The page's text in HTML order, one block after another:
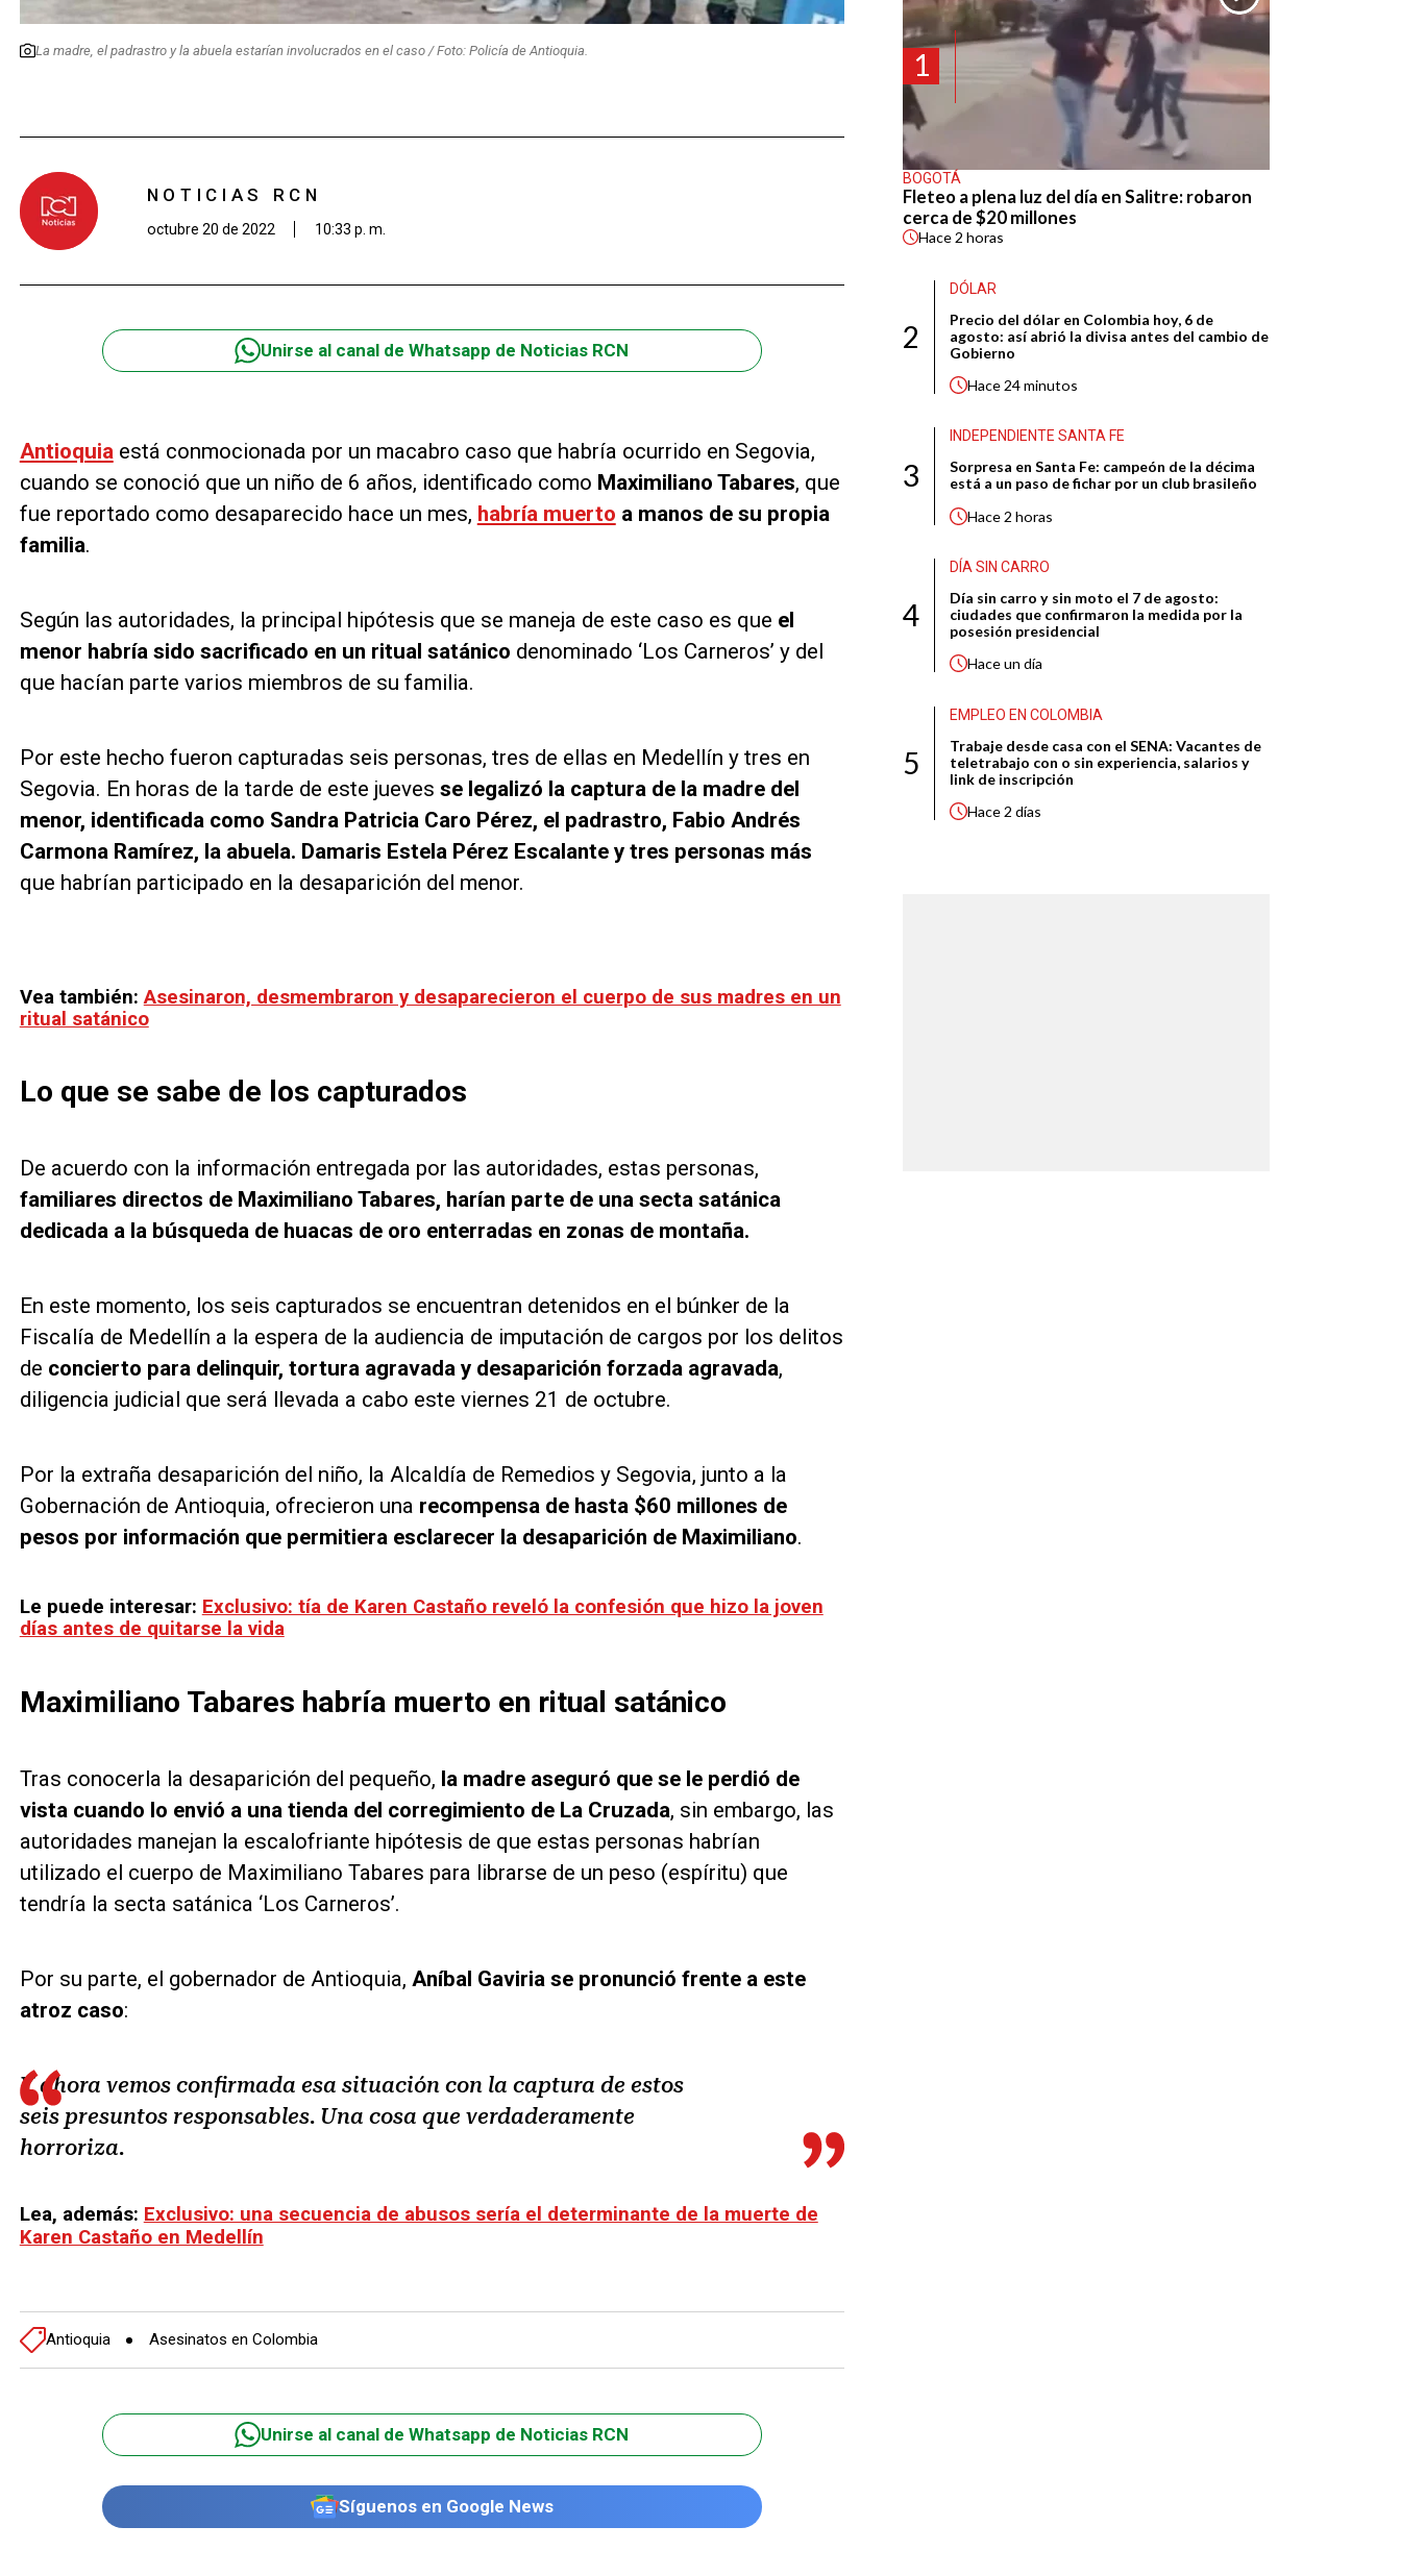
La madre, el padrastro y la abuela estarían involucrados en el caso / Foto: Policía de Antioquia.
NOTICIAS RCN
octubre 20 de 2022 10:33 p. m.
Unirse al canal de Whatsapp de Noticias RCN
Antioquiaestá conmocionada por un macabro caso que habría ocurrido en Segovia,
cuando se conoció que un niño de 6 años, identificado como Maximiliano Tabares, que
fue reportado como desaparecido hace un mes, habría muerto a manos de su propia
familia.
Según las autoridades, la principal hipótesis que se maneja de este caso es que el
menor habría sido sacrificado en un ritual satánico denominado ‘Los Carneros’ y del
que hacían parte varios miembros de su familia.
Por este hecho fueron capturadas seis personas, tres de ellas en Medellín y tres en
Segovia. En horas de la tarde de este jueves se legalizó la captura de la madre del
menor, identificada como Sandra Patricia Caro Pérez, el padrastro, Fabio Andrés
Carmona Ramírez, la abuela. Damaris Estela Pérez Escalante y tres personas más
que habrían participado en la desaparición del menor.
Vea también:Asesinaron, desmembraron y desaparecieron el cuerpo de sus madres en un
ritual satánico
Lo que se sabe de los capturados
De acuerdo con la información entregada por las autoridades, estas personas,
familiares directos de Maximiliano Tabares, harían parte de una secta satánica
dedicada a la búsqueda de huacas de oro enterradas en zonas de montaña.
En este momento, los seis capturados se encuentran detenidos en el búnker de la
Fiscalía de Medellín a la espera de la audiencia de imputación de cargos por los delitos
de concierto para delinquir, tortura agravada y desaparición forzada agravada,
diligencia judicial que será llevada a cabo este viernes 21 de octubre.
Por la extraña desaparición del niño, la Alcaldía de Remedios y Segovia, junto a la
Gobernación de Antioquia, ofrecieron una recompensa de hasta $60 millones de
pesos por información que permitiera esclarecer la desaparición de Maximiliano.
Le puede interesar: Exclusivo: tía de Karen Castaño reveló la confesión que hizo la joven
días antes de quitarse la vida
Maximiliano Tabares habría muerto en ritual satánico
Tras conocerla la desaparición del pequeño, la madre aseguró que se le perdió de
vista cuando lo envió a una tienda del corregimiento de La Cruzada, sin embargo, las
autoridades manejan la escalofriante hipótesis de que estas personas habrían
utilizado el cuerpo de Maximiliano Tabares para librarse de un peso (espíritu) que
tendría la secta satánica ‘Los Carneros’.
Por su parte, el gobernador de Antioquia, Aníbal Gaviria se pronunció frente a este
atroz caso:
Y ahora vemos confirmada esa situación con la captura de estos
seis presuntos responsables. Una cosa que verdaderamente
horroriza.
Lea, además: Exclusivo: una secuencia de abusos sería el determinante de la muerte de
Karen Castaño en Medellín
Antioquia Asesinatos en Colombia
Unirse al canal de Whatsapp de Noticias RCN
Síguenos en Google News
1
BOGOTÁ
Fleteo a plena luz del día en Salitre: robaron
cerca de $20 millones
Hace2 horas
2
DÓLAR
Precio del dólar en Colombia hoy, 6 de
agosto: así abrió la divisa antes del cambio de
Gobierno
Hace24 minutos
3
INDEPENDIENTE SANTA FE
Sorpresa en Santa Fe: campeón de la décima
está a un paso de fichar por un club brasileño
Hace2 horas
4
DÍA SIN CARRO
Día sin carro y sin moto el 7 de agosto:
ciudades que confirmaron la medida por la
posesión presidencial
Haceun día
5
EMPLEO EN COLOMBIA
Trabaje desde casa con el SENA: Vacantes de
teletrabajo con o sin experiencia, salarios y
link de inscripción
Hace2 días